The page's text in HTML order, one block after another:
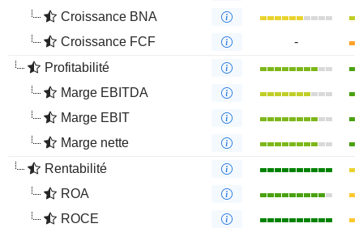
Croissance BNA
Croissance FCF
-
Profitabilité
Marge EBITDA
Marge EBIT
Marge nette
Rentabilité
ROA
ROCE